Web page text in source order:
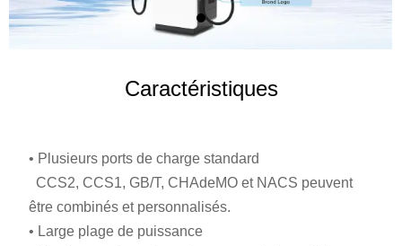
Caractéristiques
• Plusieurs ports de charge standard
CCS2, CCS1, GB/T, CHAdeMO et NACS peuvent
être combinés et personnalisés.
• Large plage de puissance